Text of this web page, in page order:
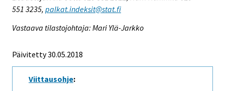
551 3235, palkat.indeksit@stat.fi
Vastaava tilastojohtaja: Mari Ylä-Jarkko
Päivitetty 30.05.2018
Viittausohje: